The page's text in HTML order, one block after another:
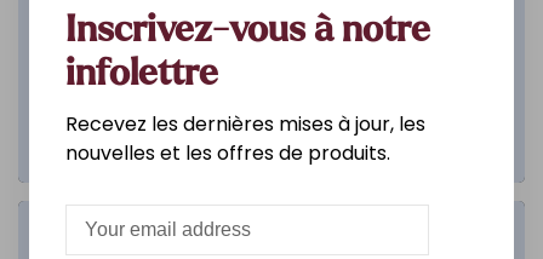
Salle de bain
Inscrivez-vous à notre
infolettre
Recevez les dernières mises à jour, les
nouvelles et les offres de produits.